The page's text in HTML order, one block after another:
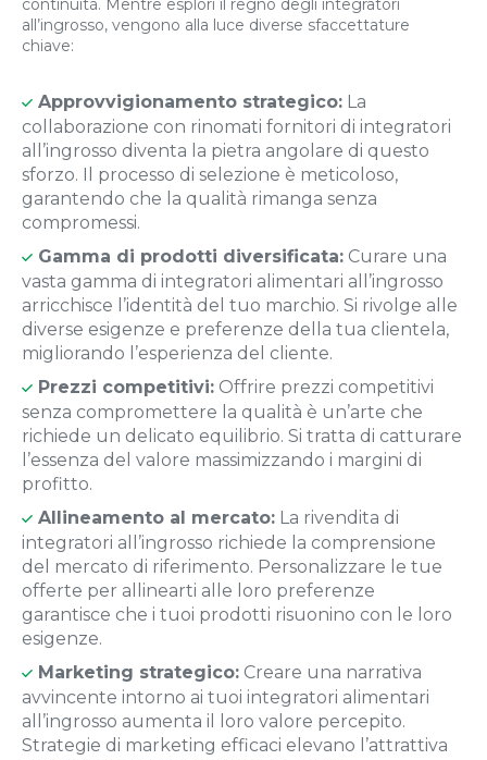
continuità. Mentre esplori il regno degli integratori
all’ingrosso, vengono alla luce diverse sfaccettature
chiave:
Approvvigionamento strategico: La
collaborazione con rinomati fornitori di integratori
all’ingrosso diventa la pietra angolare di questo
sforzo. Il processo di selezione è meticoloso,
garantendo che la qualità rimanga senza
compromessi.
Gamma di prodotti diversificata: Curare una
vasta gamma di integratori alimentari all’ingrosso
arricchisce l’identità del tuo marchio. Si rivolge alle
diverse esigenze e preferenze della tua clientela,
migliorando l’esperienza del cliente.
Prezzi competitivi: Offrire prezzi competitivi
senza compromettere la qualità è un’arte che
richiede un delicato equilibrio. Si tratta di catturare
l’essenza del valore massimizzando i margini di
profitto.
Allineamento al mercato: La rivendita di
integratori all’ingrosso richiede la comprensione
del mercato di riferimento. Personalizzare le tue
offerte per allinearti alle loro preferenze
garantisce che i tuoi prodotti risuonino con le loro
esigenze.
Marketing strategico: Creare una narrativa
avvincente intorno ai tuoi integratori alimentari
all’ingrosso aumenta il loro valore percepito.
Strategie di marketing efficaci elevano l’attrattiva